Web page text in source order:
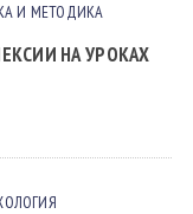
И МЕТОДИКА
НА УРОКАХ